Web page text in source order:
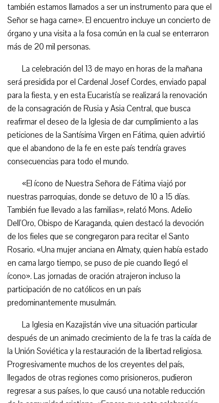
también estamos llamados a ser un instrumento para que el
Señor se haga carne». El encuentro incluye un concierto de
órgano y una visita a la fosa común en la cual se enterraron
más de 20 mil personas.
La celebración del 13 de mayo en horas de la mañana
será presidida por el Cardenal Josef Cordes, enviado papal
para la fiesta, y en esta Eucaristía se realizará la renovación
de la consagración de Rusia y Asia Central, que busca
reafirmar el deseo de la Iglesia de dar cumplimiento a las
peticiones de la Santísima Virgen en Fátima, quien advirtió
que el abandono de la fe en este país tendría graves
consecuencias para todo el mundo.
«El ícono de Nuestra Señora de Fátima viajó por
nuestras parroquias, donde se detuvo de 10 a 15 días.
También fue llevado a las familias», relató Mons. Adelio
Dell’Oro, Obispo de Karaganda, quien destacó la devoción
de los fieles que se congregaron para recitar el Santo
Rosario. «Una mujer anciana en Almaty, quien había estado
en cama largo tiempo, se puso de pie cuando llegó el
ícono». Las jornadas de oración atrajeron incluso la
participación de no católicos en un país
predominantemente musulmán.
La Iglesia en Kazajistán vive una situación particular
después de un animado crecimiento de la fe tras la caída de
la Unión Soviética y la restauración de la libertad religiosa.
Progresivamente muchos de los creyentes del país,
llegados de otras regiones como prisioneros, pudieron
regresar a sus países, lo que causó una notable reducción